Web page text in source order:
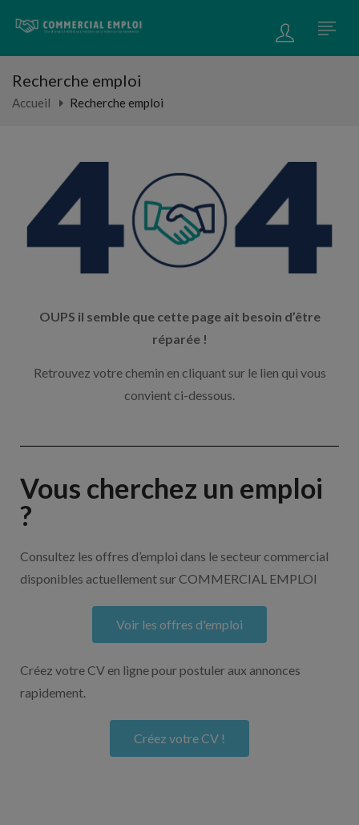
Recherche emploi
Accueil Recherche emploi
OUPS il semble que cette page ait besoin d’être
réparée !
Retrouvez votre chemin en cliquant sur le lien qui vous
convient ci-dessous.
Vous cherchez un emploi
?
Consultez les offres d’emploi dans le secteur commercial
disponibles actuellement sur COMMERCIAL EMPLOI
Voir les offres d'emploi
Créez votre CV en ligne pour postuler aux annonces
rapidement.
Créez votre CV !